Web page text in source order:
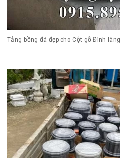
Tảng bồng đá đẹp cho Cột gỗ Đình làng